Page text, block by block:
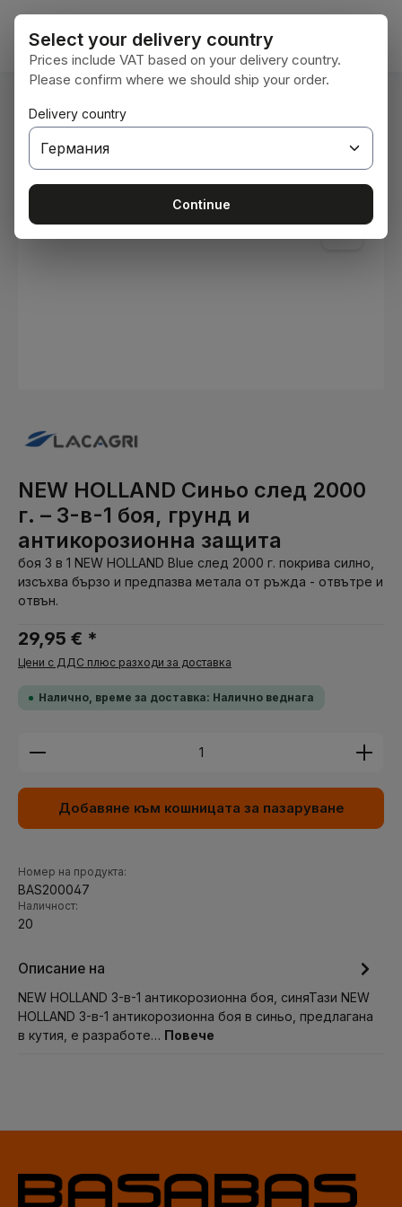
Преминете към основното съдържание
Вие сте тук: Начална страница
Бои и лакове
Пропуснете галерия с изображения
NEW HOLLAND Синьо след 2000
г. – 3-в-1 боя, грунд и
антикорозионна защита
боя 3 в 1 NEW HOLLAND Blue след 2000 г. покрива силно,
изсъхва бързо и предпазва метала от ръжда - отвътре и
отвън.
29,95 € *
Цени с ДДС плюс разходи за доставка
Налично, време за доставка: Налично веднага
Количество на продукта: Въведете желаната
Добавяне към кошницата за пазаруване
Номер на продукта:
BAS200047
Наличност:
20
Описание на
NEW HOLLAND 3-в-1 антикорозионна боя, синяТази NEW
HOLLAND 3-в-1 антикорозионна боя в синьо, предлагана
в кутия, е разработе… Повече
Select your delivery country
Prices include VAT based on your delivery country.
Please confirm where we should ship your order.
Delivery country
Continue